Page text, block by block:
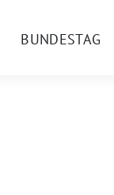
BUNDESTAG